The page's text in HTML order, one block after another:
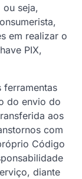
ou seja,
em realizar o
PIX,
ferramentas
do envio do
aos
com
Código
diante